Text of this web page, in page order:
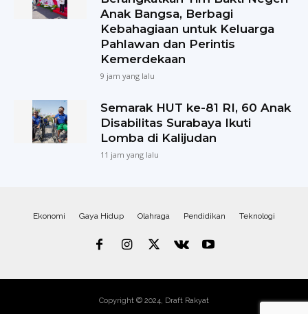
Anak Bangsa, Berbagi
Kebahagiaan untuk Keluarga
Pahlawan dan Perintis
Kemerdekaan
9 jam yang lalu
Semarak HUT ke-81 RI, 60 Anak
Disabilitas Surabaya Ikuti
Lomba di Kalijudan
11 jam yang lalu
Ekonomi Gaya Hidup Olahraga Pendidikan Teknologi
Copyright © 2024, Draft Rakyat